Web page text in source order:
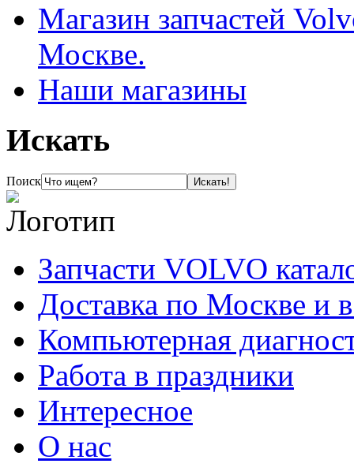
Магазин запчастей
Москве.
Наши магазины
Искать
Поиск
Запчасти VOLVO
Доставка по Москве и
Компьютерная
Работа в праздники
Интересное
О нас